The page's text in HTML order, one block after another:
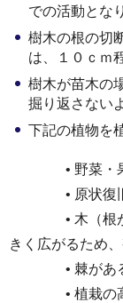
での活動とな
樹木の根の切
は、１０ｃｍ
樹木が苗木の
掘り返さない
下記の植物を
• 野菜・果物
• 原状復旧
• 木（根がは
きく広がるため
• 棘がある
• 植栽の高さ